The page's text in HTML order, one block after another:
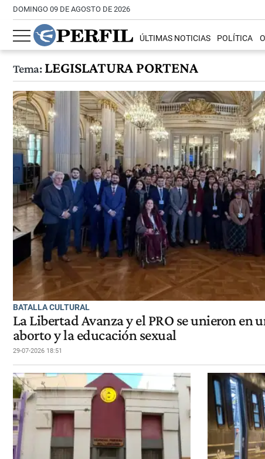
DOMINGO 09 DE AGOSTO DE 2026
ÚLTIMAS NOTICIAS POLÍTICA
Tema:LEGISLATURA PORTENA
BATALLA CULTURAL
La Libertad Avanza y el PRO se unieron en
aborto y la educación sexual
29-07-2026 18:51